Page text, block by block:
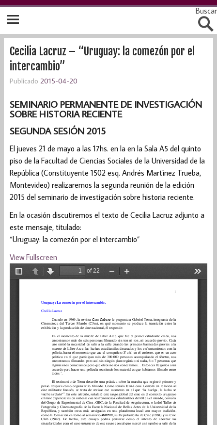
Buscar
Cecilia Lacruz – “Uruguay: la comezón por el
intercambio”
Publicado 2015-04-20
SEMINARIO PERMANENTE DE INVESTIGACIÓN
SOBRE HISTORIA RECIENTE
SEGUNDA SESIÓN 2015
El jueves 21 de mayo a las 17hs. en la en la Sala A5 del quinto
piso de la Facultad de Ciencias Sociales de la Universidad de la
República (Constituyente 1502 esq. Andrés Martìnez Trueba,
Montevideo) realizaremos la segunda reunión de la edición
2015 del seminario de investigación sobre historia reciente.
En la ocasión discutiremos el texto de Cecilia Lacruz adjunto a
este mensaje, titulado:
“Uruguay: la comezón por el intercambio”
View Fullscreen